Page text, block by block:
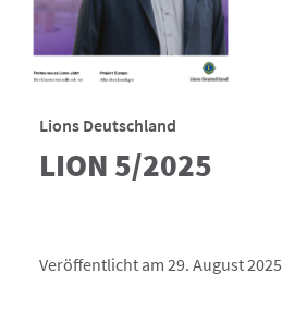
Lions Deutschland
LION 5/2025
Veröffentlicht am 29. August 2025